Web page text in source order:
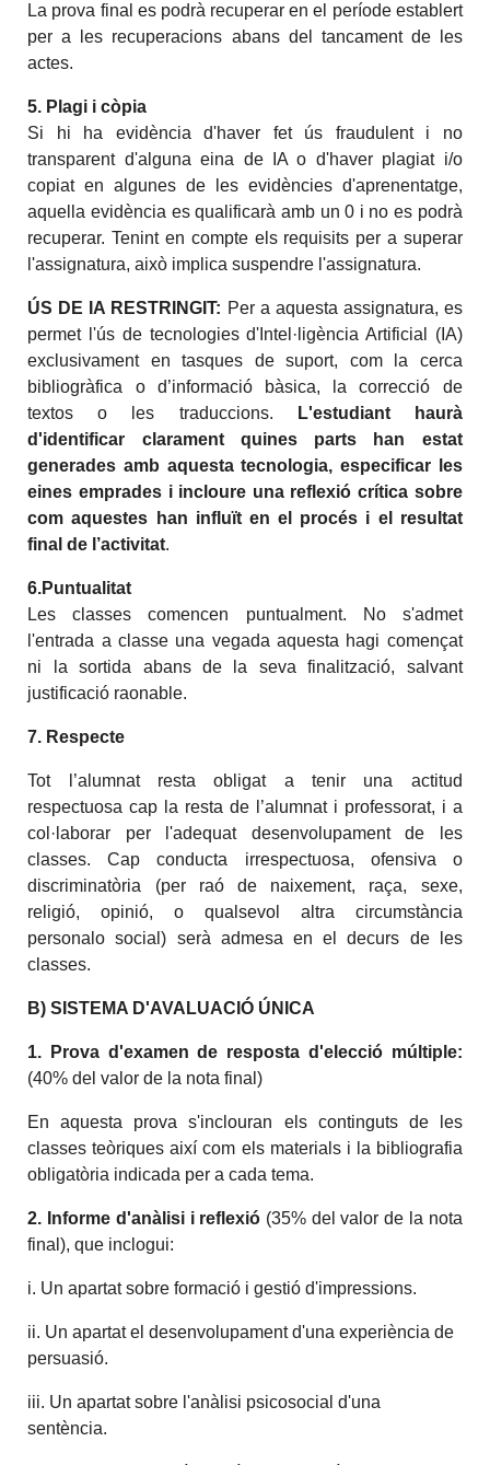
La prova final es podrà recuperar en el període establert
per a les recuperacions abans del tancament de les
actes.
5. Plagi i còpia
Si hi ha evidència d'haver fet ús fraudulent i no
transparent d'alguna eina de IA o d'haver plagiat i/o
copiat en algunes de les evidències d'aprenentatge,
aquella evidència es qualificarà amb un 0 i no es podrà
recuperar. Tenint en compte els requisits per a superar
l'assignatura, això implica suspendre l'assignatura.
ÚS DE IA RESTRINGIT: Per a aquesta assignatura, es
permet l'ús de tecnologies d'Intel·ligència Artificial (IA)
exclusivament en tasques de suport, com la cerca
bibliogràfica o d’informació bàsica, la correcció de
textos o les traduccions.
L'estudiant haurà
d'identificar clarament quines parts han estat
generades amb aquesta tecnologia, especificar les
eines emprades i incloure una reflexió crítica sobre
com aquestes han influït en el procés i el resultat
final de l’activitat.
6.Puntualitat
Les classes comencen puntualment. No s'admet
l'entrada a classe una vegada aquesta hagi començat
ni la sortida abans de la seva finalització, salvant
justificació raonable.
7. Respecte
Tot l’alumnat resta obligat a tenir una actitud
respectuosa cap la resta de l’alumnat i professorat, i a
col·laborar per l'adequat desenvolupament de les
classes. Cap conducta irrespectuosa, ofensiva o
discriminatòria (per raó de naixement, raça, sexe,
religió, opinió, o qualsevol altra circumstància
personalo social) serà admesa en el decurs de les
classes.
B) SISTEMA D'AVALUACIÓ ÚNICA
1. Prova d'examen de resposta d'elecció múltiple:
(40% del valor de la nota final)
En aquesta prova s'inclouran els continguts de les
classes teòriques així com els materials i la bibliografia
obligatòria indicada per a cada tema.
2. Informe d'anàlisi i reflexió (35% del valor de la nota
final), que inclogui:
i. Un apartat sobre formació i gestió d'impressions.
ii. Un apartat el desenvolupament d'una experiència de
persuasió.
iii. Un apartat sobre l'anàlisi psicosocial d'una
sentència.